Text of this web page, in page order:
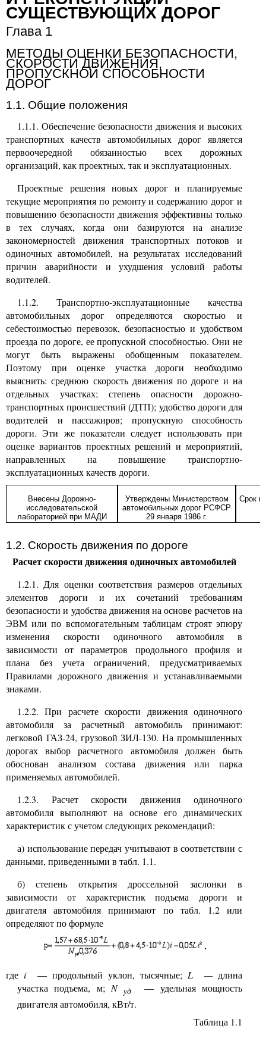
СУЩЕСТВУЮЩИХ ДОРОГ
Глава 1
МЕТОДЫ ОЦЕНКИ БЕЗОПАСНОСТИ,
СКОРОСТИ ДВИЖЕНИЯ,
ПРОПУСКНОЙ СПОСОБНОСТИ
ДОРОГ
1.1. Общие положения
1.1.1. Обеспечение безопасности движения и высоких
транспортных качеств автомобильных дорог является
первоочередной обязанностью всех дорожных
организаций, как проектных, так и эксплуатационных.
Проектные решения новых дорог и планируемые
текущие мероприятия по ремонту и содержанию дорог и
повышению безопасности движения эффективны только
в тех случаях, когда они базируются на анализе
закономерностей движения транспортных потоков и
одиночных автомобилей, на результатах исследований
причин аварийности и ухудшения условий работы
водителей.
1.1.2. Транспортно-эксплуатационные качества
автомобильных дорог определяются скоростью и
себестоимостью перевозок, безопасностью и удобством
проезда по дороге, ее пропускной способностью. Они не
могут быть выражены обобщенным показателем.
Поэтому при оценке участка дороги необходимо
выяснить: среднюю скорость движения по дороге и на
отдельных участках; степень опасности дорожно-
транспортных происшествий (ДТП); удобство дороги для
водителей и пассажиров; пропускную способность
дороги. Эти же показатели следует использовать при
оценке вариантов проектных решений и мероприятий,
направленных на повышение транспортно-
эксплуатационных качеств дороги.
Внесены Дорожно-
исследовательской
лабораторией при МАДИ
Утверждены Министерством
автомобильных дорог РСФСР
29 января 1986 г.
Срок
1.2. Скорость движения по дороге
Расчет скорости движения одиночных автомобилей
1.2.1. Для оценки соответствия размеров отдельных
элементов дороги и их сочетаний требованиям
безопасности и удобства движения на основе расчетов на
ЭВМ или по вспомогательным таблицам строят эпюру
изменения скорости одиночного автомобиля в
зависимости от параметров продольного профиля и
плана без учета ограничений, предусматриваемых
Правилами дорожного движения и устанавливаемыми
знаками.
1.2.2. При расчете скорости движения одиночного
автомобиля за расчетный автомобиль принимают:
легковой ГАЗ-24, грузовой ЗИЛ-130. На промышленных
дорогах выбор расчетного автомобиля должен быть
обоснован анализом состава движения или парка
применяемых автомобилей.
1.2.3. Расчет скорости движения одиночного
автомобиля выполняют на основе его динамических
характеристик с учетом следующих рекомендаций:
а) использование передач учитывают в соответствии с
данными, приведенными в табл. 1.1.
б) степень открытия дроссельной заслонки в
зависимости от характеристик подъема дороги и
двигателя автомобиля принимают по табл. 1.2 или
определяют по формуле
,
где i — продольный уклон, тысячные; L —длина
участка подъема, м; N уд
— удельная мощность
двигателя автомобиля, кВт/т.
Таблица 1.1